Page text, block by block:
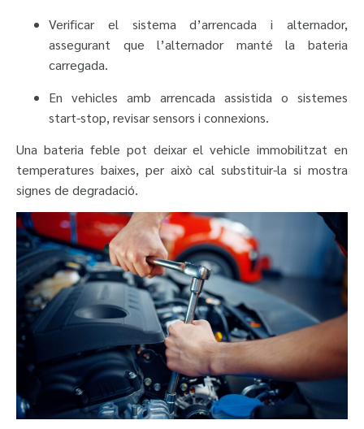
Verificar el sistema d’arrencada i alternador,
assegurant que l’alternador manté la bateria
carregada.
En vehicles amb arrencada assistida o sistemes
start-stop, revisar sensors i connexions.
Una bateria feble pot deixar el vehicle immobilitzat en
temperatures baixes, per això cal substituir-la si mostra
signes de degradació.